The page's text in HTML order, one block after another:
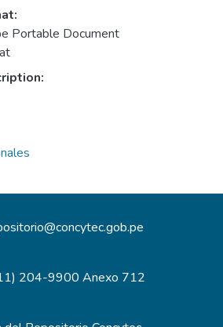
Portable Document
204-9900 Anexo 712